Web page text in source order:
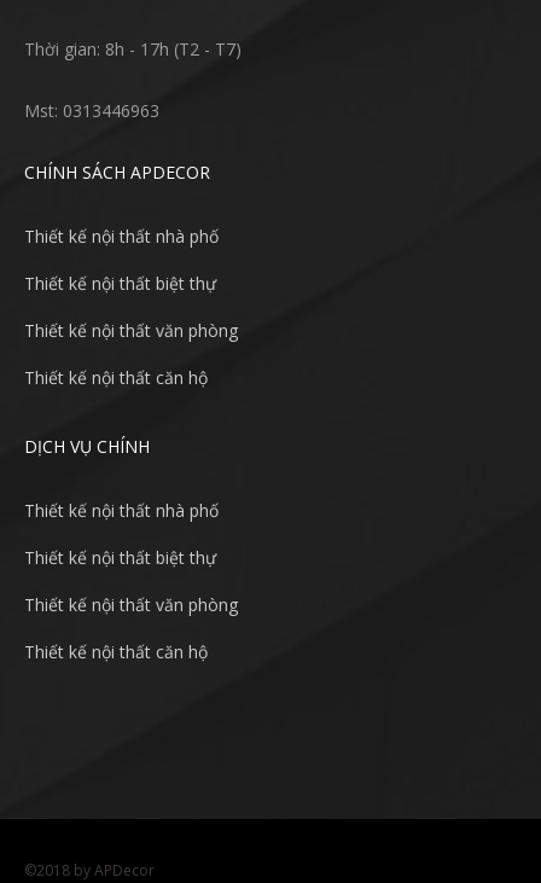
Thời gian: 8h - 17h (T2 - T7)
Mst: 0313446963
CHÍNH SÁCH APDECOR
Thiết kế nội thất nhà phố
Thiết kế nội thất biệt thự
Thiết kế nội thất văn phòng
Thiết kế nội thất căn hộ
DỊCH VỤ CHÍNH
Thiết kế nội thất nhà phố
Thiết kế nội thất biệt thự
Thiết kế nội thất văn phòng
Thiết kế nội thất căn hộ
©2018 by APDecor